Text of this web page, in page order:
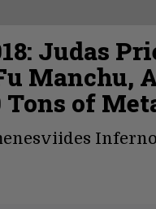
Judas
Manchu,
Tons of